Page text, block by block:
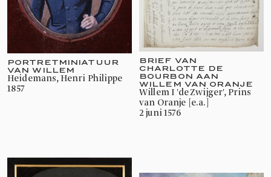
PORTRETMINIATUUR
VAN WILLEM
Heidemans, Henri Philippe
1857
BRIEF VAN
CHARLOTTE DE
BOURBON AAN
WILLEM VAN ORANJE
Willem I 'de Zwijger', Prins
van Oranje [e.a.]
2 juni 1576